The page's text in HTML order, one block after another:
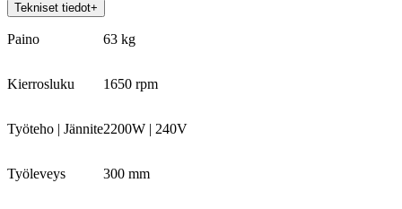
Tekniset tiedot+
Paino 63 kg
Kierrosluku 1650 rpm
Työteho | Jännite2200W | 240V
Työleveys 300 mm